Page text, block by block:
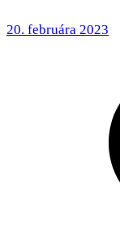
20. februára 2023